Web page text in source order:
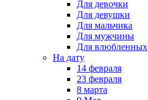
Для девочки
Для девушки
Для мальчика
Для мужчины
Для влюбленных
На дату
14 февраля
23 февраля
8 марта